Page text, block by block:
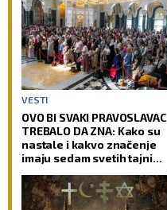
VESTI
OVO BI SVAKI PRAVOSLAVAC
TREBALO DA ZNA: Kako su
nastale i kakvo značenje
imaju sedam svetih tajni